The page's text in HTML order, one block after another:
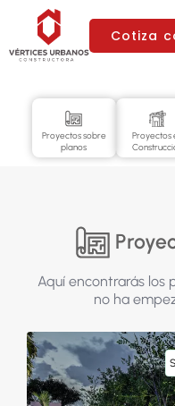
Cotiza
Proyectos sobre
planos
Proyectos
Aquí encontrarás los
no ha